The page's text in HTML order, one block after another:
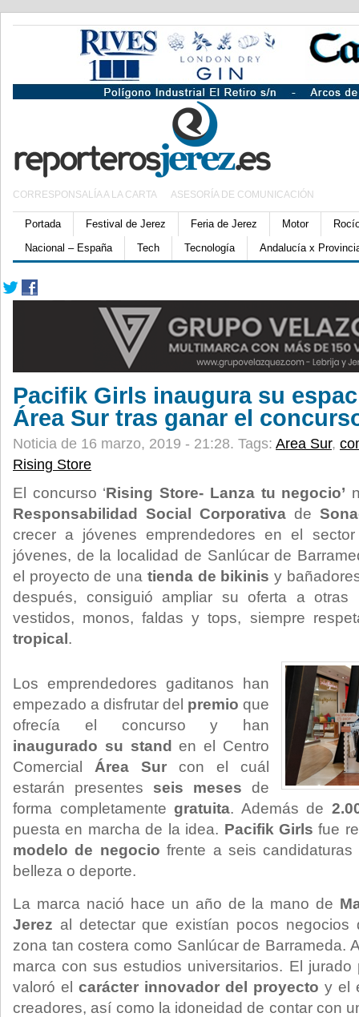
CORRESPONSALÍA A LA CARTA ASESORÍA DE COMUNICACIÓN
Portada Festival de Jerez Feria de Jerez Motor
Nacional – España
Tech Tecnología Andalucía x
Pacifik Girls inaugura su
Área Sur tras ganar el
Noticia de 16 marzo, 2019 - 21:28. Tags: Area Sur,
Rising Store
El concurso ‘Rising Store- Lanza tu negocio’
Responsabilidad Social Corporativade
crecer a jóvenes emprendedores en el
jóvenes, de la localidad de Sanlúcar de
el proyecto de una tienda de bikinis y
después, consiguió ampliar su oferta a otras
vestidos, monos, faldas y tops, siempre
tropical .
Los emprendedores gaditanos han
empezado a disfrutar del premio que
ofrecía el concurso y han
inaugurado su standen el Centro
Comercial Área Sur con el cuál
estarán presentes seis meses de
forma completamentegratuita. Además de
puesta en marcha de la idea. Pacifik Girls fue
modelo de negocio frente a seis
belleza o deporte.
La marca nació hace un año de la mano de
Jerez al detectar que existían pocos
zona tan costera como Sanlúcar de Barrameda.
marca con sus estudios universitarios. El
valoró el carácter innovador del proyecto y el
creadores, así como la idoneidad de contar con